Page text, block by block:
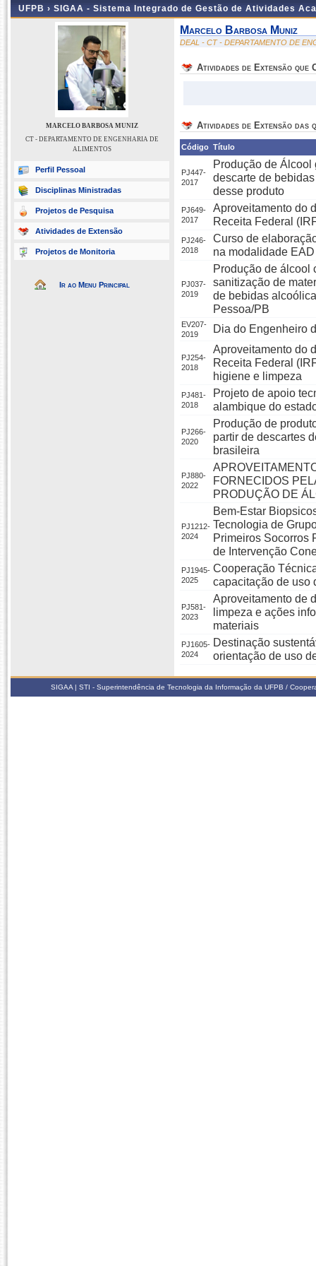
UFPB › SIGAA - Sistema Integrado de Gestão de Atividades
MARCELO BARBOSA MUNIZ
CT - DEPARTAMENTO DE ENGENHARIA DE
ALIMENTOS
Perfil Pessoal
Disciplinas Ministradas
Projetos de Pesquisa
Atividades de Extensão
Projetos de Monitoria
Ir ao Menu Principal
Marcelo Barbosa Muniz
DEAL - CT - DEPARTAMENTO DE
Atividades de Extensão que
Atividades de Extensão das
Código Título
PJ447-
2017
Produção de
descarte de
desse produto
PJ649-
2017
Aproveitamento do
Receita Federal
PJ246-
2018
Curso de
na modalidade EAD
PJ037-
2019
Produção de álcool
sanitização de
de bebidas
Pessoa/PB
EV207-
2019
Dia do Engenheiro
PJ254-
2018
Aproveitamento do
Receita Federal
higiene e limpeza
PJ481-
2018
Projeto de apoio
alambique do
PJ266-
2020
Produção de
partir de descartes
brasileira
PJ880-
2022
FORNECIDOS
PRODUÇÃO DE
PJ1212-
2024
Bem-Estar
Tecnologia de
Primeiros Socorros
de Intervenção
PJ1945-
2025
Cooperação
capacitação de uso
PJ581-
2023
Aproveitamento de
limpeza e ações
materiais
PJ1605-
2024
Destinação
orientação de uso
SIGAA | STI - Superintendência de Tecnologia da Informação da UFPB /